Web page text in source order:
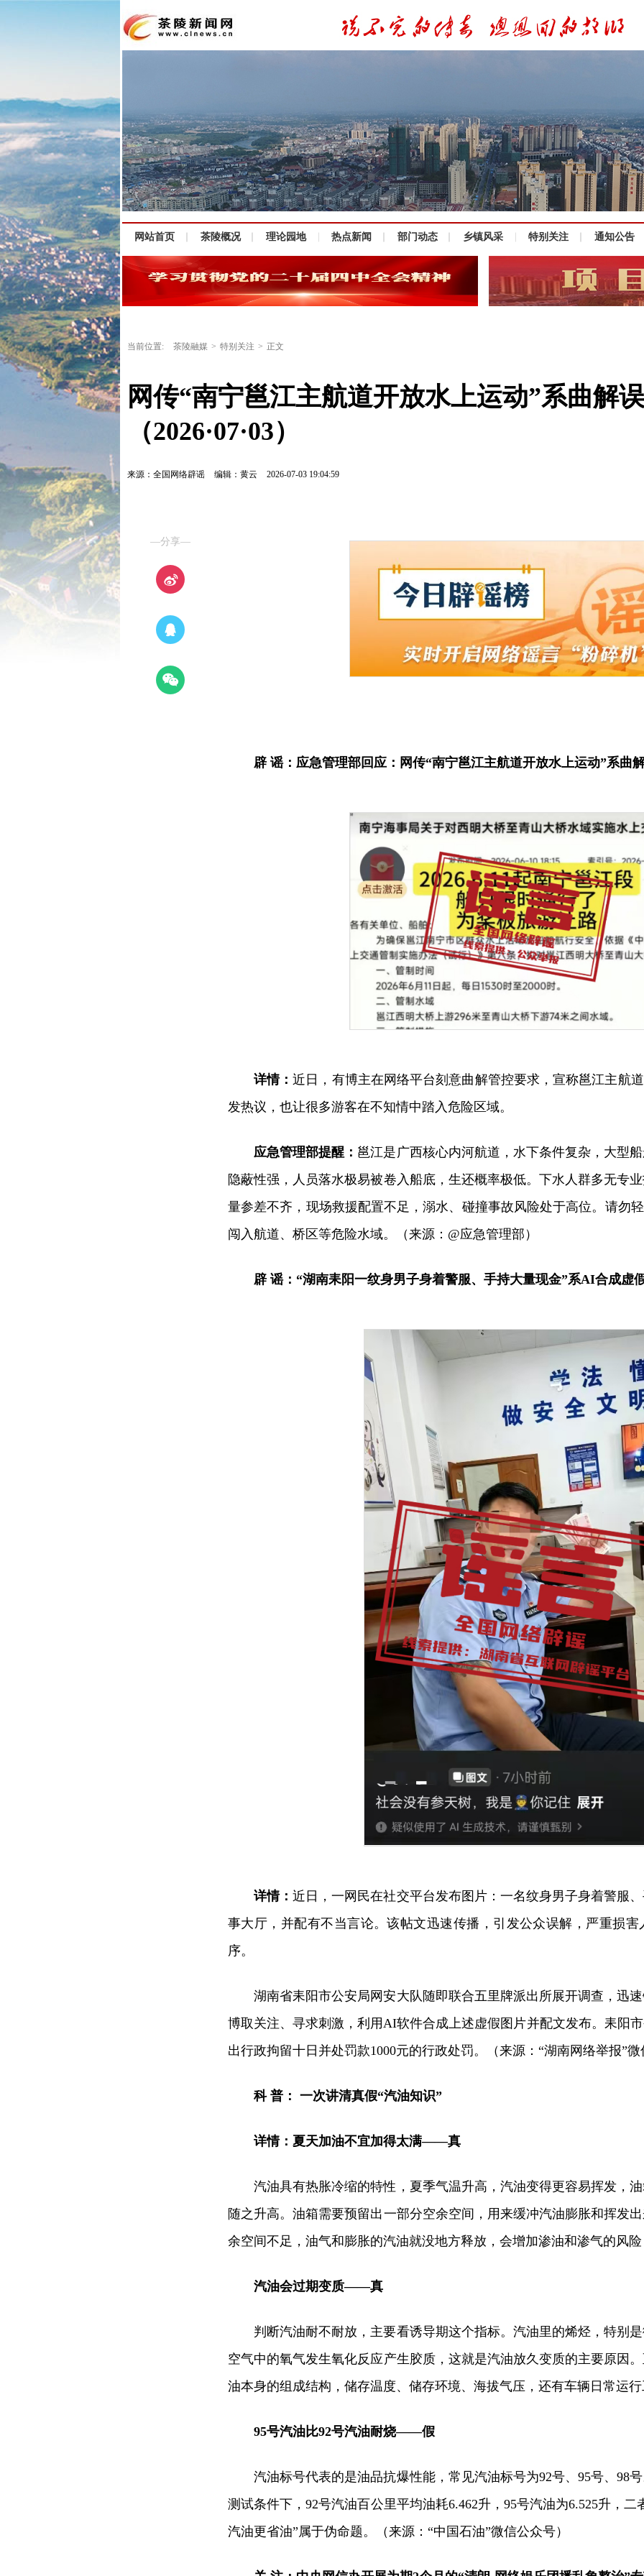
网站首页 茶陵概况 理论园地 热点新闻 部门动态 乡镇风采 特别关注 通知公告
当前位置: 茶陵融媒 > 特别关注 > 正文
网传“南宁邕江主航道开放水上运动”系曲解
（2026·07·03）
来源：全国网络辟谣 编辑：黄云 2026-07-03 19:04:59
—分享—
辟 谣： 应急管理部回应：网传“南宁邕江主航道开放水上运动”系曲
详情：近日，有博主在网络平台刻意曲解管控要求，宣称邕江主航
发热议，也让很多游客在不知情中踏入危险区域。
应急管理部提醒： 邕江是广西核心内河航道，水下条件复杂，大型
隐蔽性强，人员落水极易被卷入船底，生还概率极低。下水人群多无专
量参差不齐，现场救援配置不足，溺水、碰撞事故风险处于高位。请勿
闯入航道、桥区等危险水域。（来源：@应急管理部）
辟 谣： “湖南耒阳一纹身男子身着警服、手持大量现金”系AI合成虚
详情：近日，一网民在社交平台发布图片：一名纹身男子身着警服
事大厅，并配有不当言论。该帖文迅速传播，引发公众误解，严重损
序。
湖南省耒阳市公安局网安大队随即联合五里牌派出所展开调查，迅
博取关注、寻求刺激，利用AI软件合成上述虚假图片并配文发布。耒阳
出行政拘留十日并处罚款1000元的行政处罚。（来源：“湖南网络举报”
科 普： 一次讲清真假“汽油知识”
详情： 夏天加油不宜加得太满——真
汽油具有热胀冷缩的特性，夏季气温升高，汽油变得更容易挥发，
随之升高。油箱需要预留出一部分空余空间，用来缓冲汽油膨胀和挥发
余空间不足，油气和膨胀的汽油就没地方释放，会增加渗油和渗气的风
汽油会过期变质——真
判断汽油耐不耐放，主要看诱导期这个指标。汽油里的烯烃，特别
空气中的氧气发生氧化反应产生胶质，这就是汽油放久变质的主要原因
油本身的组成结构，储存温度、储存环境、海拔气压，还有车辆日常运
95号汽油比92号汽油耐烧——假
汽油标号代表的是油品抗爆性能，常见汽油标号为92号、95号、98
测试条件下，92号汽油百公里平均油耗6.462升，95号汽油为6.525升，
汽油更省油”属于伪命题。（来源：“中国石油”微信公众号）